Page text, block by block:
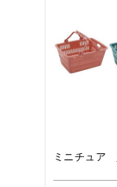
ミニチュア